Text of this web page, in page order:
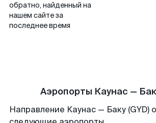
обратно, найденный на
нашем сайте за
последнее время
Аэропорты Каунас —
Направление Каунас — Баку (GYD)